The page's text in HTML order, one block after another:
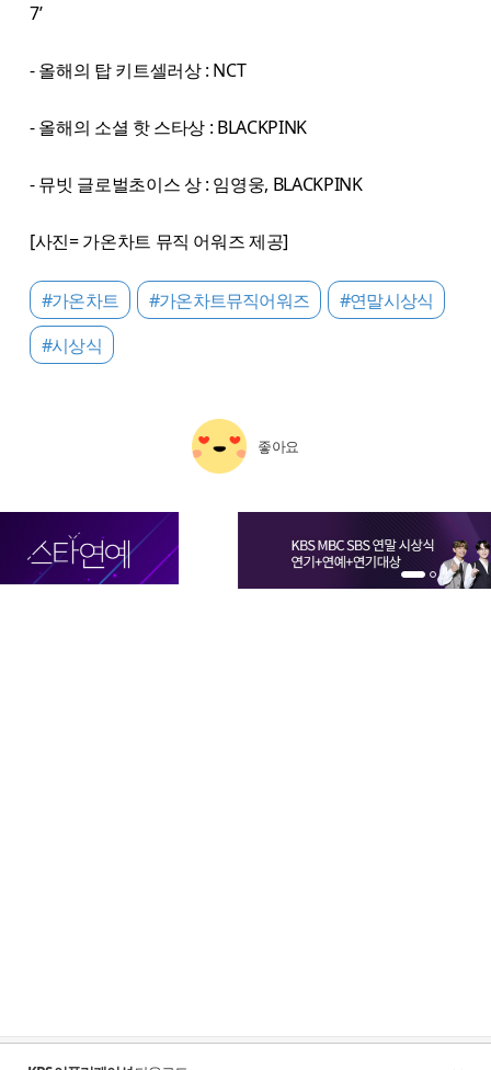
7’
- 올해의 탑 키트셀러상 : NCT
- 올해의 소셜 핫 스타상 : BLACKPINK
- 뮤빗 글로벌초이스 상 : 임영웅, BLACKPINK
[사진= 가온차트 뮤직 어워즈 제공]
#가온차트 #가온차트뮤직어워즈
#연말시상식
#시상식
좋아요
1번 배너 보기
2번 배너 보기